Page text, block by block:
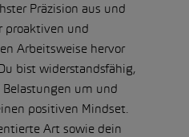
Präzision aus und
proaktiven und
Arbeitsweise hervor
Du bist widerstandsfähig,
um und
positiven Mindset.
Art sowie dein